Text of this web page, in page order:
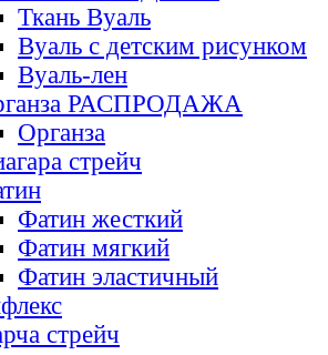
Ткань Вуаль
Вуаль с детским рисунком
Вуаль-лен
РАСПРОДАЖА
Органза
стрейч
Фатин жесткий
Фатин мягкий
Фатин элаcтичный
стрейч